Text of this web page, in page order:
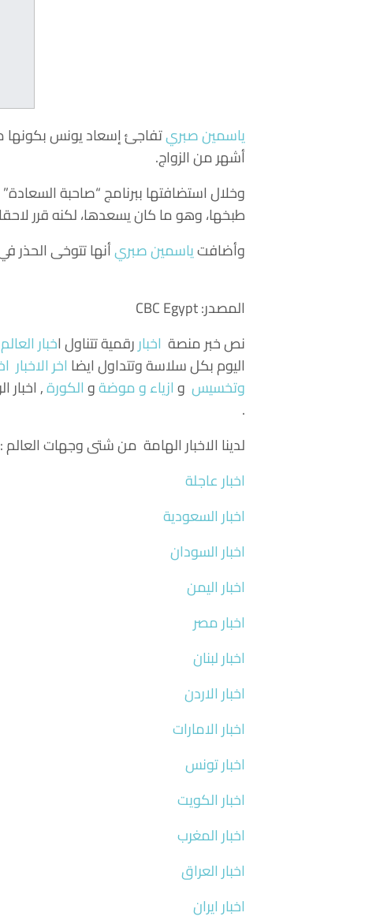
ياسمين صبريتفاجئ إسعاد يونس بكونها
أشهر من الزواج.
طبخها، وهو ما كان يسعدها، لكنه قرر
وأضافتياسمين صبريأنها تتوخى الحذر
المصدر: CBC Egypt
نص خبر منصة اخباررقمية تتناولاخبار العالم
اليوم بكل سلاسة وتتداول ايضا اخر الاخبار
وتخسيس وازياء و موضةوالكورة, اخبار
.
لدينا الاخبار الهامة من شتى وجهات العالم
اخبار عاجلة
اخبار السعودية
اخبار السودان
اخبار اليمن
اخبار مصر
اخبار لبنان
اخبار الاردن
اخبار الامارات
اخبار تونس
اخبار الكويت
اخبار المغرب
اخبار العراق
اخبار ايران